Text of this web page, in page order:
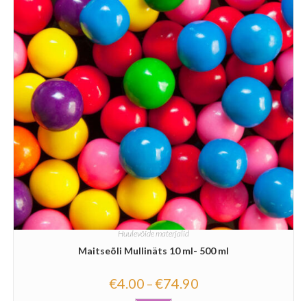
Huulevõide materjalid
Maitseõli Mullinäts 10 ml- 500 ml
€4.00 –€74.90